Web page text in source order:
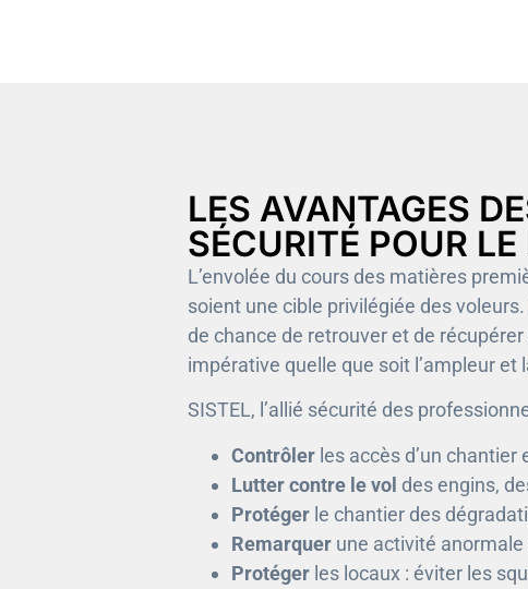
LES AVANTAGES
SÉCURITÉ POUR LE
L’envolée du cours des matières
soient une cible privilégiée des
de chance de retrouver et de
impérative quelle que soit l’ampleur et
SISTEL, l’allié sécurité des
Contrôler les accès d’un
Lutter contre le vol des engins,
Protéger le chantier des
Remarquer une activité anormale
Protéger les locaux : éviter les